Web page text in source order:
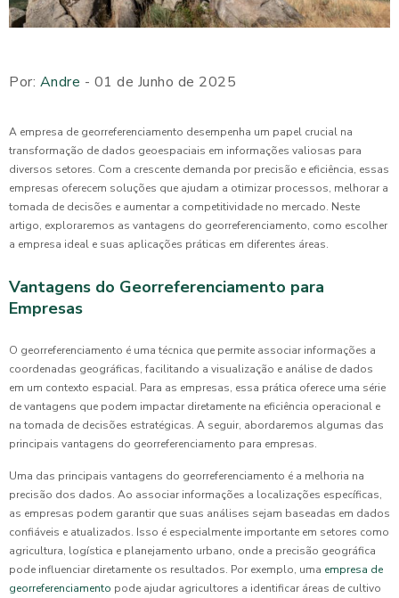
Por: Andre - 01 de Junho de 2025
A empresa de georreferenciamento desempenha um papel crucial na
transformação de dados geoespaciais em informações valiosas para
diversos setores. Com a crescente demanda por precisão e eficiência, essas
empresas oferecem soluções que ajudam a otimizar processos, melhorar a
tomada de decisões e aumentar a competitividade no mercado. Neste
artigo, exploraremos as vantagens do georreferenciamento, como escolher
a empresa ideal e suas aplicações práticas em diferentes áreas.
Vantagens do Georreferenciamento para
Empresas
O georreferenciamento é uma técnica que permite associar informações a
coordenadas geográficas, facilitando a visualização e análise de dados
em um contexto espacial. Para as empresas, essa prática oferece uma série
de vantagens que podem impactar diretamente na eficiência operacional e
na tomada de decisões estratégicas. A seguir, abordaremos algumas das
principais vantagens do georreferenciamento para empresas.
Uma das principais vantagens do georreferenciamento é a melhoria na
precisão dos dados. Ao associar informações a localizações específicas,
as empresas podem garantir que suas análises sejam baseadas em dados
confiáveis e atualizados. Isso é especialmente importante em setores como
agricultura, logística e planejamento urbano, onde a precisão geográfica
pode influenciar diretamente os resultados. Por exemplo, uma empresa de
georreferenciamento pode ajudar agricultores a identificar áreas de cultivo